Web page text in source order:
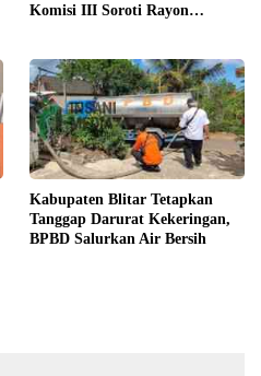
Komisi III Soroti Rayon
Kabupaten Blitar Tetapkan
Tanggap Darurat Kekeringan,
BPBD Salurkan Air Bersih